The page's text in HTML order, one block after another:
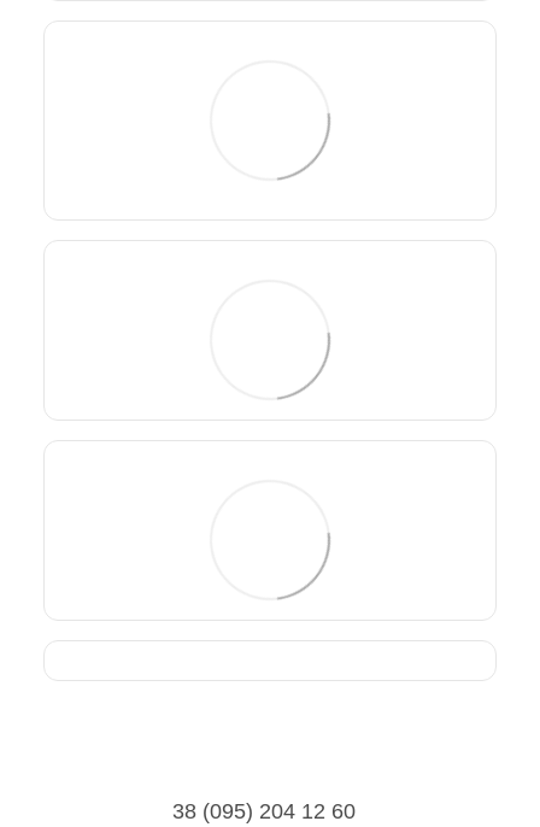
38 (095) 204 12 60